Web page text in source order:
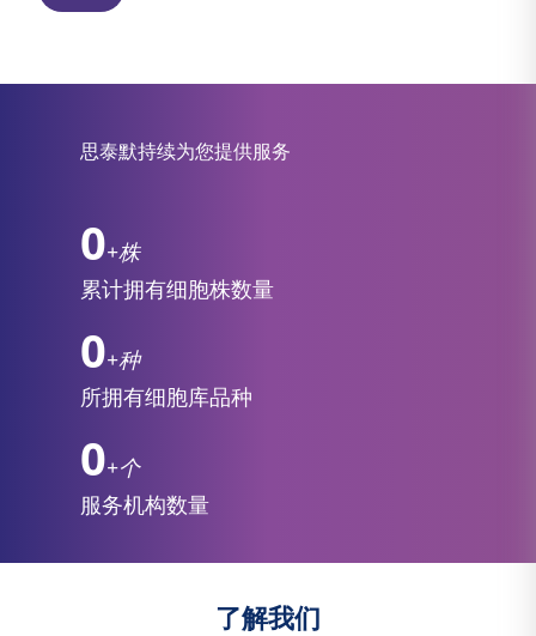
思泰默持续为您提供服务
0+株
累计拥有细胞株数量
0+种
所拥有细胞库品种
0+个
服务机构数量
了解我们